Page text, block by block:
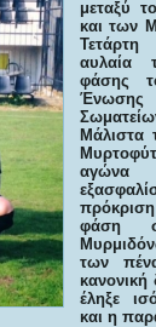
μεταξύ
και των
αυλαία
φάσης
Ένωσης
Μάλιστα
αγώνα
φάση
των
κανονική
έληξε
και η